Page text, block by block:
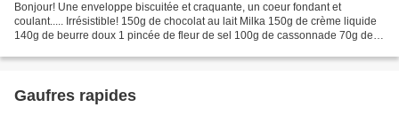
Bonjour! Une enveloppe biscuitée et craquante, un coeur fondant et
coulant..... Irrésistible! 150g de chocolat au lait Milka 150g de crème liquide
140g de beurre doux 1 pincée de fleur de sel 100g de cassonnade 70g de
Gaufres rapides